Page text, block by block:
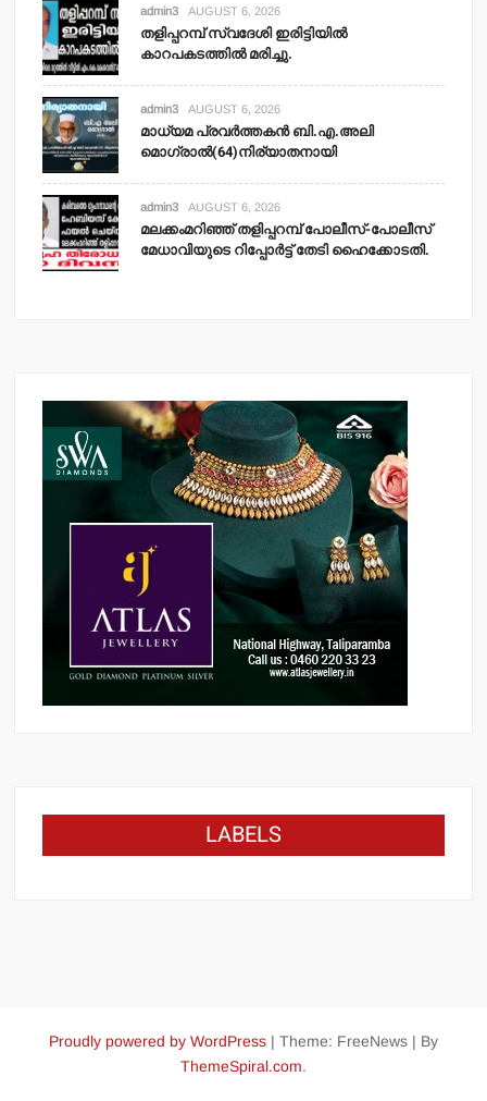
admin3 AUGUST 6, 2026
തളിപ്പറമ്പ് സ്വദേശി ഇരിട്ടിയില്‍
കാറപകടത്തില്‍ മരിച്ചു.
admin3 AUGUST 6, 2026
മാധ്യമ പ്രവര്‍ത്തകന്‍ ബി.എ.അലി
മൊഗ്രാല്‍(64)നിര്യാതനായി
admin3 AUGUST 6, 2026
മലക്കംമറിഞ്ഞ് തളിപ്പറമ്പ് പോലീസ്-പോലീസ്
മേധാവിയുടെ റിപ്പോര്‍ട്ട് തേടി ഹൈക്കോടതി.
LABELS
Proudly powered by WordPress | Theme: FreeNews | By
ThemeSpiral.com.